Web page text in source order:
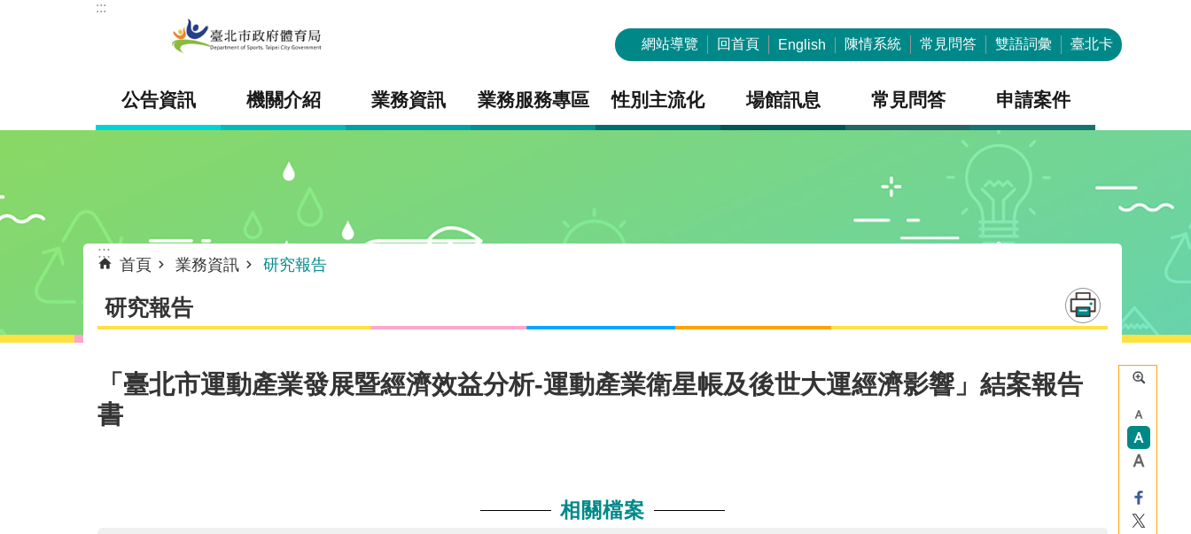
跳到主要內容區塊
:::
網站導覽 回首頁 English 陳情系統 常見問答 雙語詞彙 臺北卡
公告資訊 機關介紹 業務資訊 業務服務專區 性別主流化 場館訊息 常見問答 申請案件
:::
首頁 業務資訊 研究報告
研究報告
「臺北市運動產業發展暨經濟效益分析-運動產業衛星帳及後世大運經濟影響」結案報告
書
相關檔案